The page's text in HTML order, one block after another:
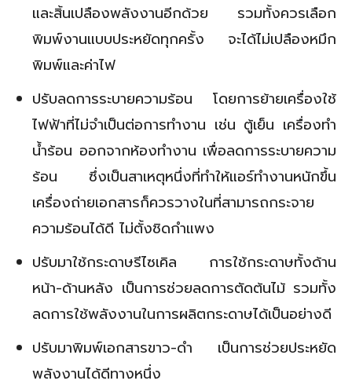
และสิ้นเปลืองพลังงานอีกด้วย รวมทั้งควรเลือก
พิมพ์งานแบบประหยัดทุกครั้ง จะได้ไม่เปลืองหมึก
พิมพ์และค่าไฟ
ปรับลดการระบายความร้อน โดยการย้ายเครื่องใช้
ไฟฟ้าที่ไม่จำเป็นต่อการทำงาน เช่น ตู้เย็น เครื่องทำ
น้ำร้อน ออกจากห้องทำงาน เพื่อลดการระบายความ
ร้อน ซึ่งเป็นสาเหตุหนึ่งที่ทำให้แอร์ทำงานหนักขึ้น
เครื่องถ่ายเอกสารก็ควรวางในที่สามารถกระจาย
ความร้อนได้ดี ไม่ตั้งชิดกำแพง
ปรับมาใช้กระดาษรีไซเคิล การใช้กระดาษทั้งด้าน
หน้า-ด้านหลัง เป็นการช่วยลดการตัดต้นไม้ รวมทั้ง
ลดการใช้พลังงานในการผลิตกระดาษได้เป็นอย่างดี
ปรับมาพิมพ์เอกสารขาว-ดำ เป็นการช่วยประหยัด
พลังงานได้ดีทางหนึ่ง